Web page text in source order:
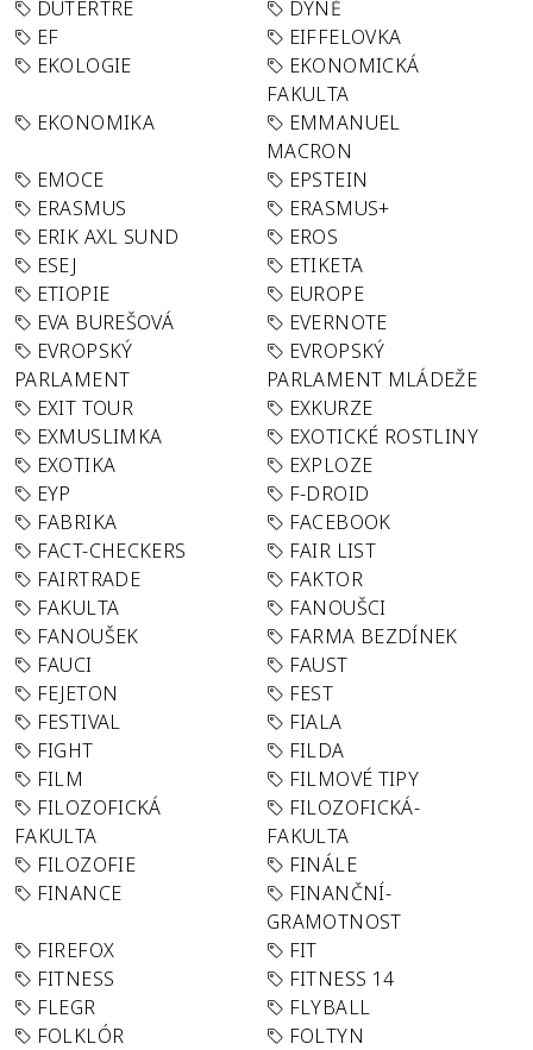
DUTERTRE
DÝNĚ
EF
EIFFELOVKA
EKOLOGIE
EKONOMICKÁ
FAKULTA
EKONOMIKA
EMMANUEL
MACRON
EMOCE
EPSTEIN
ERASMUS
ERASMUS+
ERIK AXL SUND
EROS
ESEJ
ETIKETA
ETIOPIE
EUROPE
EVA BUREŠOVÁ
EVERNOTE
EVROPSKÝ
PARLAMENT
EVROPSKÝ
PARLAMENT MLÁDEŽE
EXIT TOUR
EXKURZE
EXMUSLIMKA
EXOTICKÉ ROSTLINY
EXOTIKA
EXPLOZE
EYP
F-DROID
FABRIKA
FACEBOOK
FACT-CHECKERS
FAIR LIST
FAIRTRADE
FAKTOR
FAKULTA
FANOUŠCI
FANOUŠEK
FARMA BEZDÍNEK
FAUCI
FAUST
FEJETON
FEST
FESTIVAL
FIALA
FIGHT
FILDA
FILM
FILMOVÉ TIPY
FILOZOFICKÁ
FAKULTA
FILOZOFICKÁ-
FAKULTA
FILOZOFIE
FINÁLE
FINANCE
FINANČNÍ-
GRAMOTNOST
FIREFOX
FIT
FITNESS
FITNESS 14
FLEGR
FLYBALL
FOLKLÓR
FOLTYN